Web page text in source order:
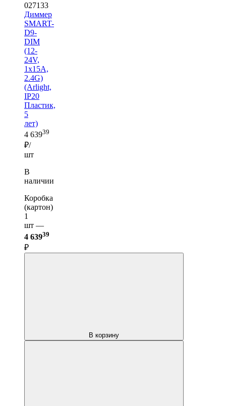
027133
Диммер
SMART-
D9-
DIM
(12-
24V,
1x15A,
2.4G)
(Arlight,
IP20
Пластик,
5
лет)
4 63939
₽/
шт
В
наличии
Коробка
(картон)
1
шт —
4 63939
₽
В корзину